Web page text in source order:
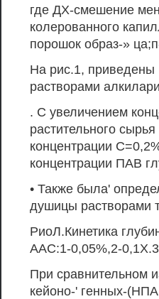
где ДХ-смешение
колерованного
порошок образ-»
На рис.1, приведены
растворами
. С увеличением
растительного
концентрации
концентрации ПАВ
• Также была'
душицы растворами
РиоЛ.Кинетика
ААС:1-0,05%,2-
При сравнительном
кейоно-' генных-